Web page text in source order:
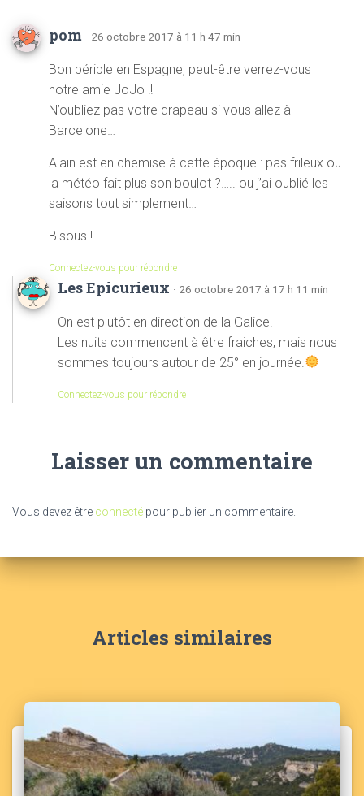
pom · 26 octobre 2017 à 11 h 47 min
Bon périple en Espagne, peut-être verrez-vous
notre amie JoJo !!
N’oubliez pas votre drapeau si vous allez à
Barcelone…
Alain est en chemise à cette époque : pas frileux ou
la météo fait plus son boulot ?….. ou j’ai oublié les
saisons tout simplement…
Bisous !
Connectez-vous pour répondre
Les Epicurieux · 26 octobre 2017 à 17 h 11 min
On est plutôt en direction de la Galice.
Les nuits commencent à être fraiches, mais nous
sommes toujours autour de 25° en journée.
Connectez-vous pour répondre
Laisser un commentaire
Vous devez être connecté pour publier un commentaire.
Articles similaires